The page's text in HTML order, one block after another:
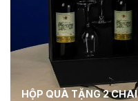
HỘP QUÀ TẶNG 2 CHAI